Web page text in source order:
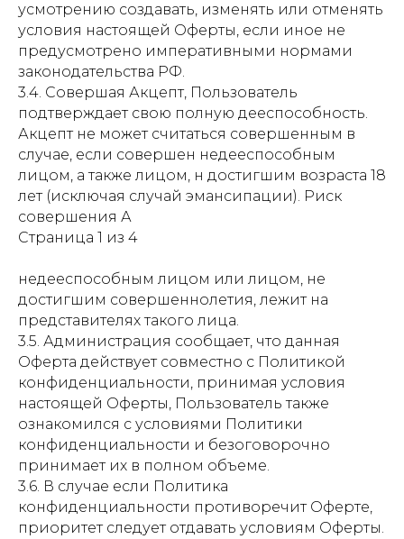
усмотрению создавать, изменять или отменять
условия настоящей Оферты, если иное не
предусмотрено императивными нормами
законодательства РФ.
3.4. Совершая Акцепт, Пользователь
подтверждает свою полную дееспособность.
Акцепт не может считаться совершенным в
случае, если совершен недееспособным
лицом, а также лицом, н достигшим возраста 18
лет (исключая случай эмансипации). Риск
совершения А
Страница 1 из 4
недееспособным лицом или лицом, не
достигшим совершеннолетия, лежит на
представителях такого лица.
3.5. Администрация сообщает, что данная
Оферта действует совместно с Политикой
конфиденциальности, принимая условия
настоящей Оферты, Пользователь также
ознакомился с условиями Политики
конфиденциальности и безоговорочно
принимает их в полном объеме.
3.6. В случае если Политика
конфиденциальности противоречит Оферте,
приоритет следует отдавать условиям Оферты.